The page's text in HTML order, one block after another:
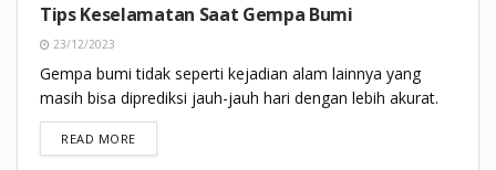
Tips Keselamatan Saat Gempa Bumi
23/12/2023
Gempa bumi tidak seperti kejadian alam lainnya yang
masih bisa diprediksi jauh-jauh hari dengan lebih akurat.
READ MOREDETAILS